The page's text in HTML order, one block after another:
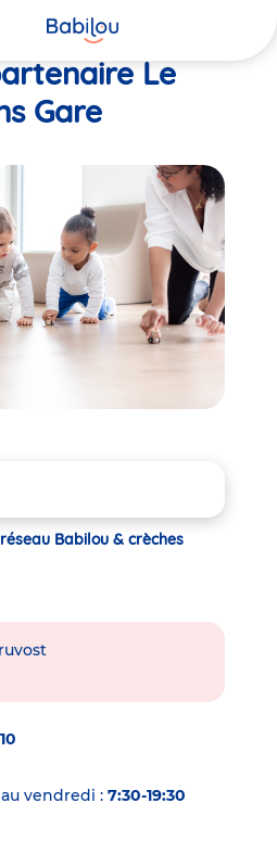
Le
Gare
Babilou & crèches
10
vendredi : 7:30-19:30